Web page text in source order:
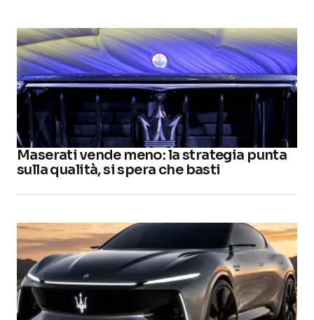
Maserati vende meno: la strategia punta
sulla qualità, si spera che basti